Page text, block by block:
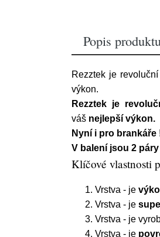
Popis
Rezztek je
výkon.
Rezztek je
váš nejlepší výkon.
Nyní i pro brankáře
V balení jsou 2
Klíčové vlastnosti
Vrstva - je
Vrstva - je
Vrstva - je
Vrstva - je